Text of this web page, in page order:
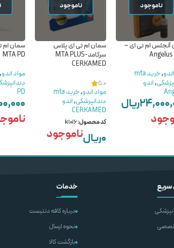
ناموجود
آنجلس ام تی ای –
Angelus
,
خرید mta
,اندو
ریال
ناموجود
سمان ام تی ای پلاس
سرکامد-MTA PLUS
CERKAMED
5.0
مواد اندو,
خرید mta
دندانپزشکی,اندو
CERKAMED
کد محصول:k1016
۰ریالناموجود
سمان ام
MTA PD
مواد اندو,
PD
خدمات
درباره کافه دنتیست
نحوه ارسال
بازگشت کالا